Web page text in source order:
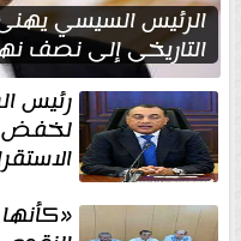
الرئيس السيسي يهنئ
التاريخي إلى نصف
رئيس
لخفض